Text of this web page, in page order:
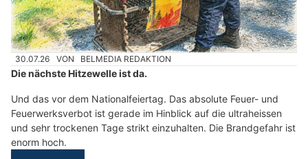
30.07.26 VON BELMEDIA REDAKTION
Die nächste Hitzewelle ist da.
Und das vor dem Nationalfeiertag. Das absolute Feuer- und
Feuerwerksverbot ist gerade im Hinblick auf die ultraheissen
und sehr trockenen Tage strikt einzuhalten. Die Brandgefahr ist
enorm hoch.